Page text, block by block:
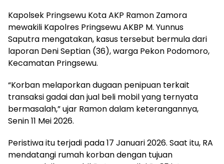
Kapolsek Pringsewu Kota AKP Ramon Zamora
mewakili Kapolres Pringsewu AKBP M. Yunnus
Saputra mengatakan, kasus tersebut bermula dari
laporan Deni Septian (36), warga Pekon Podomoro,
Kecamatan Pringsewu.
“Korban melaporkan dugaan penipuan terkait
transaksi gadai dan jual beli mobil yang ternyata
bermasalah,” ujar Ramon dalam keterangannya,
Senin 11 Mei 2026.
Peristiwa itu terjadi pada 17 Januari 2026. Saat itu, RA
mendatangi rumah korban dengan tujuan